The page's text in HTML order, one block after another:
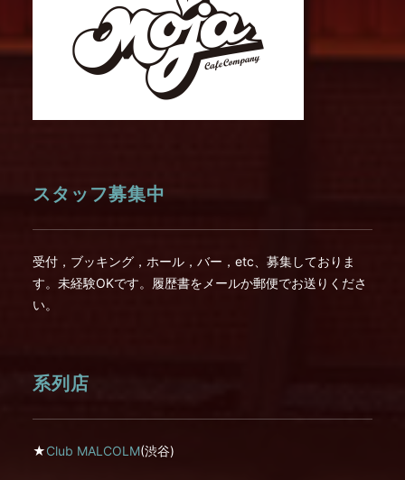
スタッフ募集中
受付，ブッキング，ホール，バー，etc、募集しておりま
す。未経験OKです。履歴書をメールか郵便でお送りくださ
い。
系列店
★Club MALCOLM(渋谷)